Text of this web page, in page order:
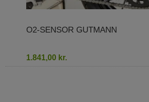
O2-SENSOR GUTMANN
1.841,00 kr.